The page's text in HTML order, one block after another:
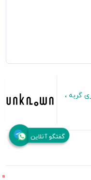
گربه
گفتگو آنلاین